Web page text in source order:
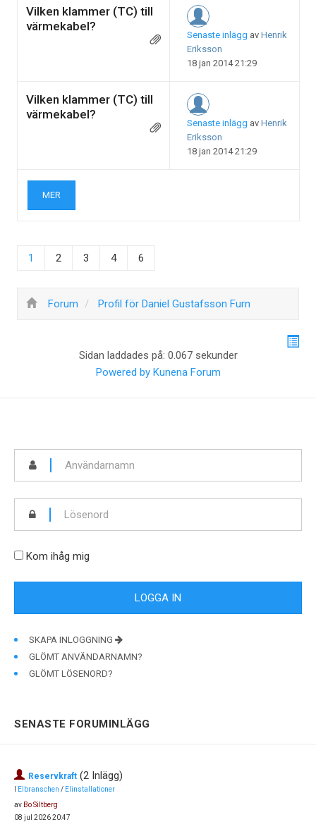
MER
Vilken klammer (TC) till
värmekabel?
Senaste inlägg av Henrik
Eriksson
18 jan 2014 21:29
Vilken klammer (TC) till
värmekabel?
Senaste inlägg av Henrik
Eriksson
18 jan 2014 21:29
1 2 3 4 6
Forum Profil för Daniel Gustafsson Furn
Sidan laddades på: 0.067 sekunder
Powered by Kunena Forum
Kom ihåg mig
SKAPA INLOGGNING
GLÖMT ANVÄNDARNAMN?
GLÖMT LÖSENORD?
SENASTE FORUMINLÄGG
Reservkraft (2 Inlägg)
Elbranschen / Elinstallationer
av Bo Siltberg
08 jul 2026 20:47